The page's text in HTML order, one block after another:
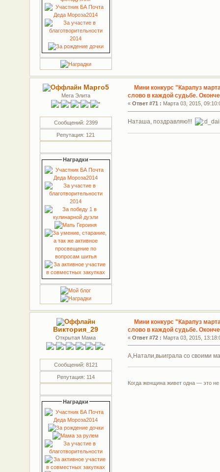
Марго5
Мега Элита
Сообщений: 2399
Репутация: 121
Наградки
Мини конкурс "Карапуз
слово в каждой судьбе.
«Ответ #71 : Марта 03, 2015,
Наташа, поздравляю!!!
Виктория_29
Открытая Мама
Сообщений: 8121
Репутация: 114
Наградки
Мини конкурс "Карапуз
слово в каждой судьбе.
«Ответ #72 : Марта 03, 2015,
А,Натали,выиграла со своими
Когда женщина живет одна — это